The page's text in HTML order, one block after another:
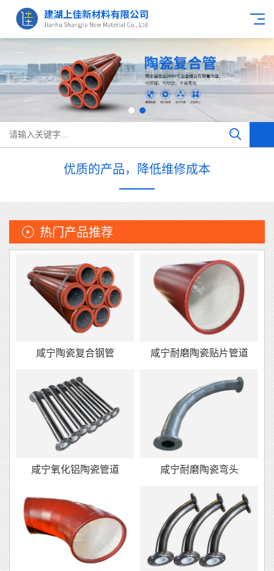
优质的产品，降低维修成本
热门产品推荐
咸宁陶瓷复合钢管 咸宁耐磨陶瓷贴片管道
咸宁氧化铝陶瓷管道 咸宁耐磨陶瓷弯头